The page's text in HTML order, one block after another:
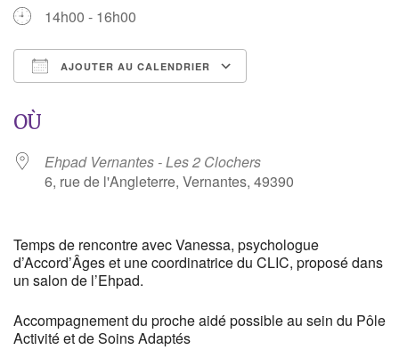
14h00 - 16h00
AJOUTER AU CALENDRIER
OÙ
Ehpad Vernantes - Les 2 Clochers
6, rue de l'Angleterre, Vernantes, 49390
Temps de rencontre avec Vanessa, psychologue
d’Accord’Âges et une coordinatrice du CLIC, proposé dans
un salon de l’Ehpad.
Accompagnement du proche aidé possible au sein du Pôle
Activité et de Soins Adaptés